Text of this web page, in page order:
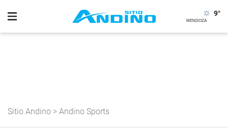
9°
Sitio Andino > Andino Sports